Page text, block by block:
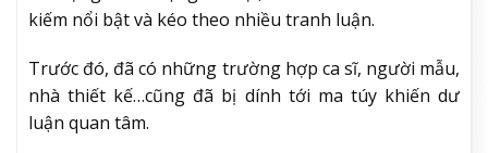
kiếm nổi bật và kéo theo nhiều tranh luận.
Trước đó, đã có những trường hợp ca sĩ, người mẫu,
nhà thiết kế…cũng đã bị dính tới ma túy khiến dư
luận quan tâm.